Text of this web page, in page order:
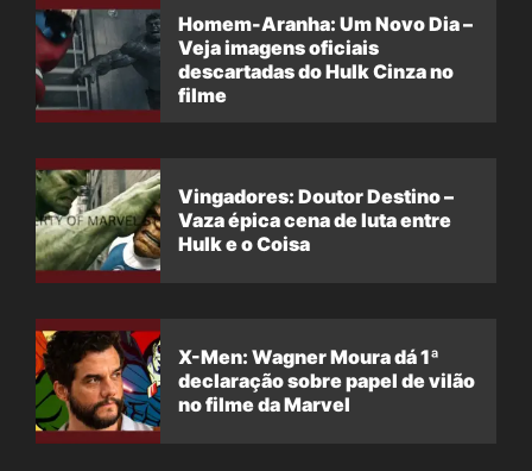
Homem-Aranha: Um Novo Dia –
Veja imagens oficiais
descartadas do Hulk Cinza no
filme
Vingadores: Doutor Destino –
Vaza épica cena de luta entre
Hulk e o Coisa
X-Men: Wagner Moura dá 1ª
declaração sobre papel de vilão
no filme da Marvel